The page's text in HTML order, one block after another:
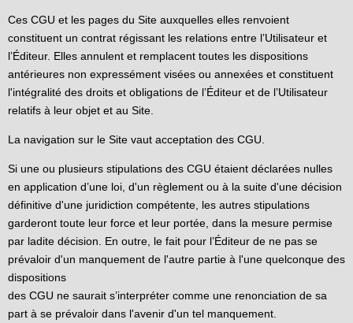
Ces CGU et les pages du Site auxquelles elles renvoient
constituent un contrat régissant les relations entre l’Utilisateur et
l’Éditeur. Elles annulent et remplacent toutes les dispositions
antérieures non expressément visées ou annexées et constituent
l'intégralité des droits et obligations de l’Éditeur et de l’Utilisateur
relatifs à leur objet et au Site.
La navigation sur le Site vaut acceptation des CGU.
Si une ou plusieurs stipulations des CGU étaient déclarées nulles
en application d’une loi, d'un règlement ou à la suite d'une décision
définitive d'une juridiction compétente, les autres stipulations
garderont toute leur force et leur portée, dans la mesure permise
par ladite décision. En outre, le fait pour l’Éditeur de ne pas se
prévaloir d'un manquement de l'autre partie à l'une quelconque des
dispositions
des CGU ne saurait s’interpréter comme une renonciation de sa
part à se prévaloir dans l'avenir d'un tel manquement.